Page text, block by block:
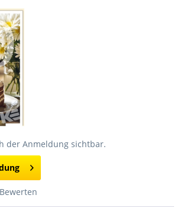
der Anmeldung sichtbar.
Bewerten